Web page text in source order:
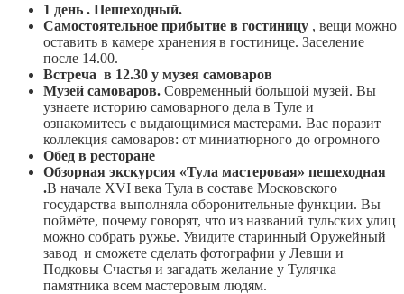
1 день . Пешеходный.
Самостоятельное прибытие в гостиницу , вещи можно
оставить в камере хранения в гостинице. Заселение
после 14.00.
Встреча в 12.30 у музея самоваров
Музей самоваров. Современный большой музей. Вы
узнаете историю самоварного дела в Туле и
ознакомитесь с выдающимися мастерами. Вас поразит
коллекция самоваров: от миниатюрного до огромного
Обед в ресторане
Обзорная экскурсия «Тула мастеровая» пешеходная
.В начале XVI века Тула в составе Московского
государства выполняла оборонительные функции. Вы
поймёте, почему говорят, что из названий тульских улиц
можно собрать ружье. Увидите старинный Оружейный
завод и сможете сделать фотографии у Левши и
Подковы Счастья и загадать желание у Тулячка —
памятника всем мастеровым людям.